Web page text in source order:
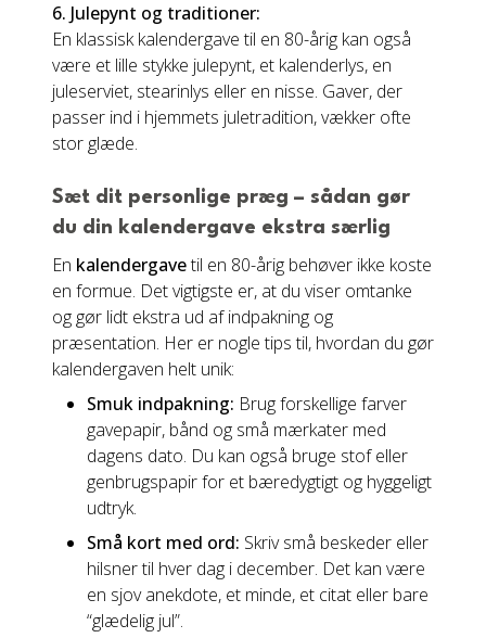
6. Julepynt og traditioner:
En klassisk kalendergave til en 80-årig kan også
være et lille stykke julepynt, et kalenderlys, en
juleserviet, stearinlys eller en nisse. Gaver, der
passer ind i hjemmets juletradition, vækker ofte
stor glæde.
Sæt dit personlige præg – sådan gør
du din kalendergave ekstra særlig
En kalendergavetil en 80-årig behøver ikke koste
en formue. Det vigtigste er, at du viser omtanke
og gør lidt ekstra ud af indpakning og
præsentation. Her er nogle tips til, hvordan du gør
kalendergaven helt unik:
Smuk indpakning: Brug forskellige farver
gavepapir, bånd og små mærkater med
dagens dato. Du kan også bruge stof eller
genbrugspapir for et bæredygtigt og hyggeligt
udtryk.
Små kort med ord: Skriv små beskeder eller
hilsner til hver dag i december. Det kan være
en sjov anekdote, et minde, et citat eller bare
“glædelig jul”.